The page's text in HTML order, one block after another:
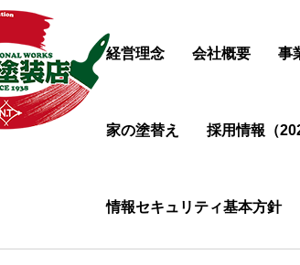
経営理念 会社概要 事
家の塗替え 採用情報（
情報セキュリティ基本方針